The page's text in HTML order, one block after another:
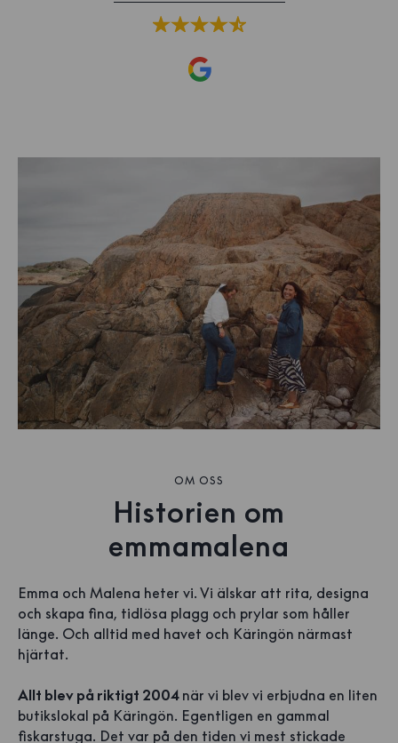
OM OSS
Historien om
emmamalena
Emma och Malena heter vi. Vi älskar att rita, designa
och skapa fina, tidlösa plagg och prylar som håller
länge. Och alltid med havet och Käringön närmast
hjärtat.
Allt blev på riktigt 2004 när vi blev vi erbjudna en liten
butikslokal på Käringön. Egentligen en gammal
fiskarstuga. Det var på den tiden vi mest stickade